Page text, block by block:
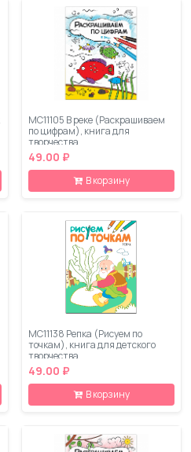
МС11105 В реке (Раскрашиваем
по цифрам), книга для
творчества
49.00 ₽
В корзину
МС11138 Репка (Рисуем по
точкам), книга для детского
творчества
49.00 ₽
В корзину